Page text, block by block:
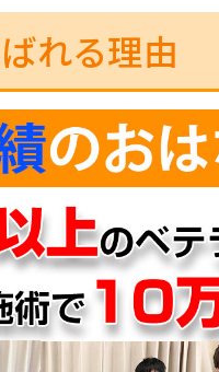
れる理由